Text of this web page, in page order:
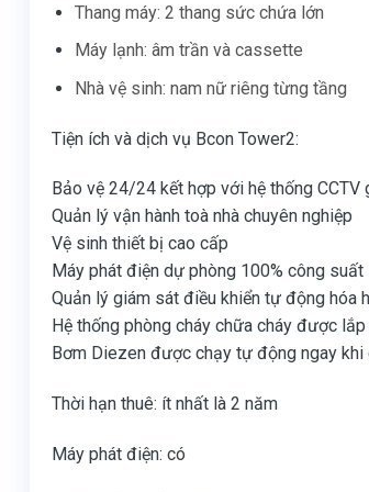
Thang máy: 2 thang sức chứa lớn
Máy lạnh: âm trần và cassette
Nhà vệ sinh: nam nữ riêng từng tầng
Tiện ích và dịch vụ Bcon Tower2:
Bảo vệ 24/24 kết hợp với hệ thống CCTV
Quản lý vận hành toà nhà chuyên nghiệp
Vệ sinh thiết bị cao cấp
Máy phát điện dự phòng 100% công suất
Quản lý giám sát điều khiển tự động hóa
Hệ thống phòng cháy chữa cháy được
Bơm Diezen được chạy tự động ngay
Thời hạn thuê: ít nhất là 2 năm
Máy phát điện: có